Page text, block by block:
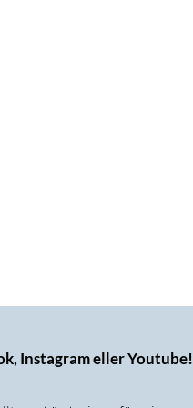
Instagram eller Youtube!